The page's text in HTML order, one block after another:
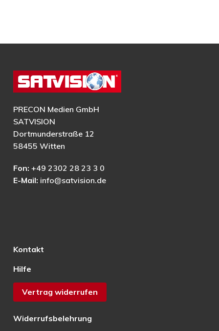
PRECON Medien GmbH
SATVISION
Dortmunderstraße 12
58455 Witten
Fon: +49 2302 28 23 3 0
E-Mail: info@satvision.de
Kontakt
Hilfe
Vertrag widerrufen
Widerrufsbelehrung